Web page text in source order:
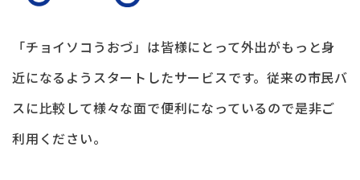
「チョイソコうおづ」は皆様にとって外出がもっと身
近になるようスタートしたサービスです。従来の市民バ
スに比較して様々な面で便利になっているので是非ご
利用ください。